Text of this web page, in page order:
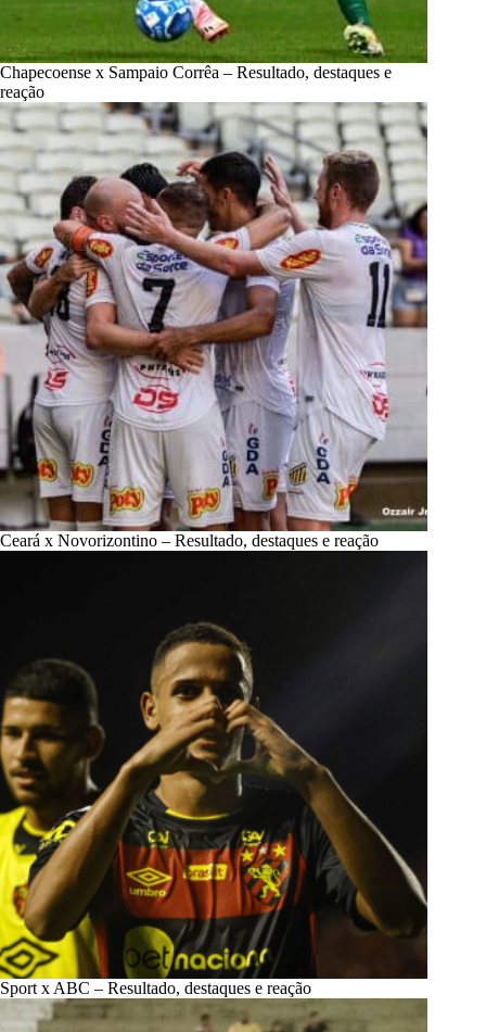
Chapecoense x Sampaio Corrêa – Resultado, destaques e
reação
Ceará x Novorizontino – Resultado, destaques e reação
Sport x ABC – Resultado, destaques e reação